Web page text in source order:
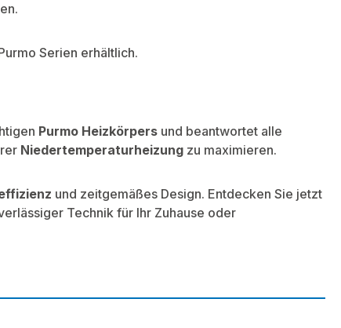
Serien erhältlich.
Purmo Heizkörpers und beantwortet alle
Niedertemperaturheizung zu maximieren.
und zeitgemäßes Design. Entdecken Sie jetzt
Technik für Ihr Zuhause oder